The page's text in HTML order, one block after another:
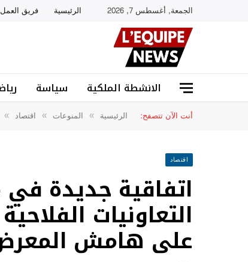
الجمعة, أغسطس 7, 2026 الرئيسية فريق العمل
الانشطة الملكية سياسة
أنت الآن تتصفح: الرئيسية » المنوعات » اقتصاد »
اقتصاد
اتفاقية جديدة في
التعاونيات
على هامش المعرض